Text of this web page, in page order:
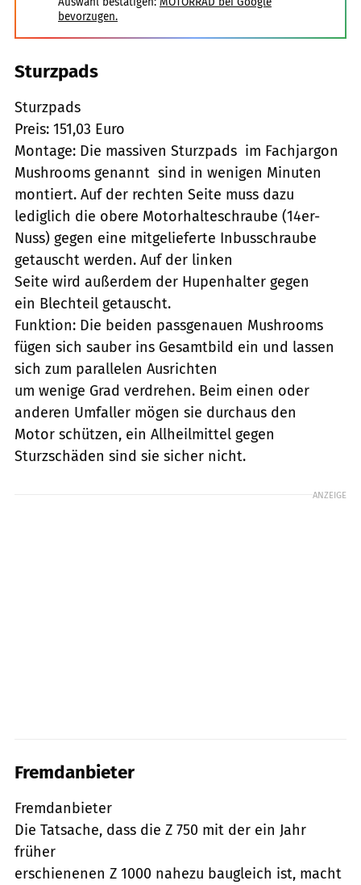
bevorzugen.
Sturzpads
Sturzpads
Preis: 151,03 Euro
Montage: Die massiven Sturzpads  im Fachjargon
Mushrooms genannt  sind in wenigen Minuten
montiert. Auf der rechten Seite muss dazu
lediglich die obere Motorhalteschraube (14er-
Nuss) gegen eine mitgelieferte Inbusschraube
getauscht werden. Auf der linken
Seite wird außerdem der Hupenhalter gegen
ein Blechteil getauscht.
Funktion: Die beiden passgenauen Mushrooms
fügen sich sauber ins Gesamtbild ein und lassen
sich zum parallelen Ausrichten
um wenige Grad verdrehen. Beim einen oder
anderen Umfaller mögen sie durchaus den
Motor schützen, ein Allheilmittel gegen
Sturzschäden sind sie sicher nicht.
ANZEIGE
Fremdanbieter
Fremdanbieter
Die Tatsache, dass die Z 750 mit der ein Jahr
früher
erschienenen Z 1000 nahezu baugleich ist, macht